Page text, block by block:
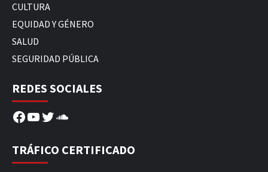
CULTURA
EQUIDAD Y GÉNERO
SALUD
SEGURIDAD PÚBLICA
REDES SOCIALES
Facebook
YouTube
Twitter
SoundCloud
TRÁFICO CERTIFICADO